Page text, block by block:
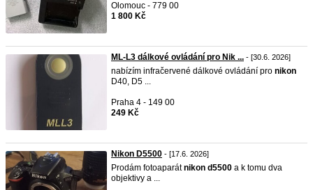
Olomouc - 779 00
1 800 Kč
ML-L3 dálkové ovládání pro Nik ... - [30.6. 2026]
nabízím infračervené dálkové ovládání pro nikon
D40, D5 ...
Praha 4 - 149 00
249 Kč
Nikon D5500 - [17.6. 2026]
Prodám fotoaparátnikon d5500 a k tomu dva
objektivy a ...